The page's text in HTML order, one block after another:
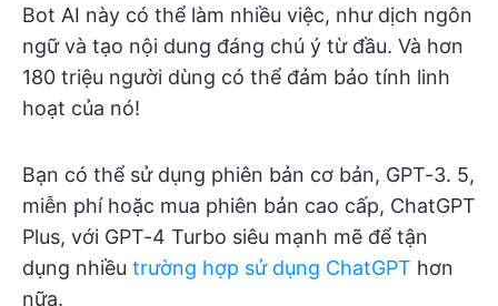
Bot AI này có thể làm nhiều việc, như dịch ngôn
ngữ và tạo nội dung đáng chú ý từ đầu. Và hơn
180 triệu người dùng có thể đảm bảo tính linh
hoạt của nó!
Bạn có thể sử dụng phiên bản cơ bản, GPT-3. 5,
miễn phí hoặc mua phiên bản cao cấp, ChatGPT
Plus, với GPT-4 Turbo siêu mạnh mẽ để tận
dụng nhiều trường hợp sử dụng ChatGPT hơn
nữa.